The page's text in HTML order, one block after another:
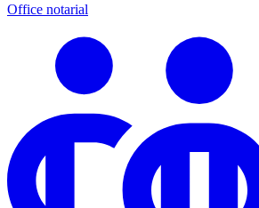
Office notarial